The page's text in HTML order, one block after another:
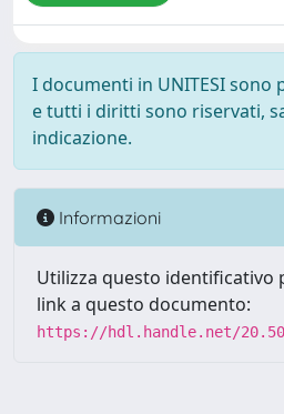
I documenti in UNITESI
e tutti i diritti sono riservati,
indicazione.
Informazioni
Utilizza questo identificativo
link a questo documento:
https://hdl.handle.net/